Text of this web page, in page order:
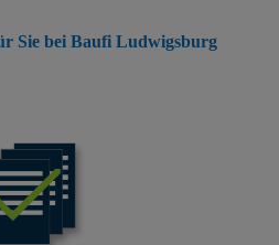
Sie bei Baufi Ludwigsburg